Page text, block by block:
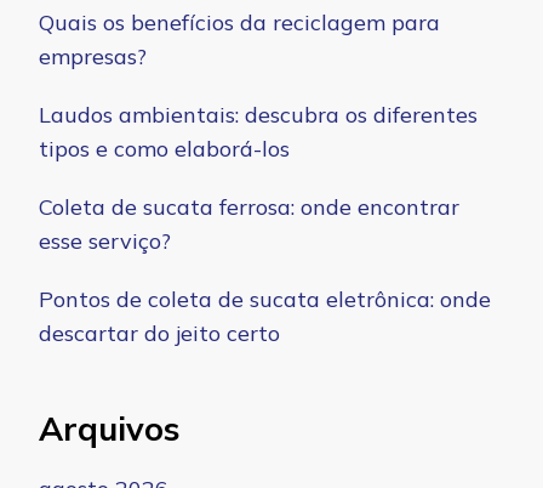
Quais os benefícios da reciclagem para
empresas?
Laudos ambientais: descubra os diferentes
tipos e como elaborá-los
Coleta de sucata ferrosa: onde encontrar
esse serviço?
Pontos de coleta de sucata eletrônica: onde
descartar do jeito certo
Arquivos